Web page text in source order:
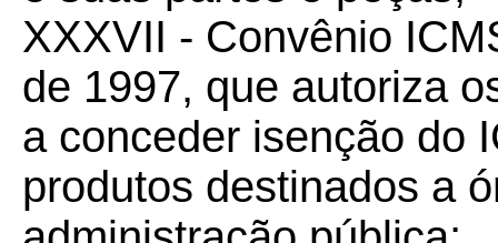
XXXVII - Convênio
de 1997, que autoriza
a conceder isenção do
produtos destinados a